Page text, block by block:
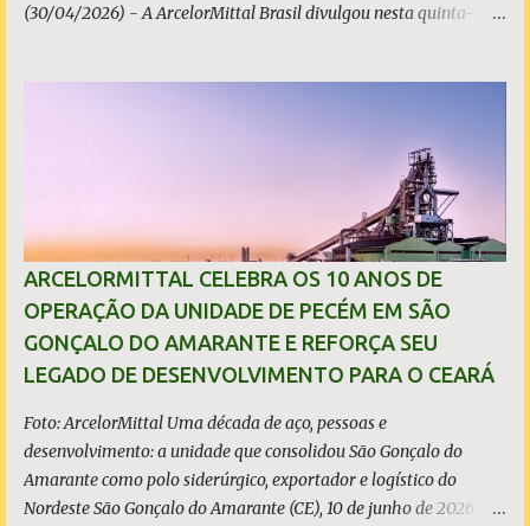
(30/04/2026) - A ArcelorMittal Brasil divulgou nesta quinta-
e operacionais da organização e de todo o setor do aço brasileiro.
Ainda assim, a empresa manteve-se como líder no Brasil, com
42% da produção nacional de aço bruto, os investimentos
programados e permaneceu firme em seus valores de segurança,
sustentabilidade, qualidade e liderança. A produção total de aço
somou 15,14 milhões de toneladas – um recuo de 1,3% em
relação a 2024. A produção de minério de ferro atingiu 2,34
milhões de toneladas, montante 18,3% menor que 2024. Neste
caso, o resultado foi impactado pela trans...
ARCELORMITTAL CELEBRA OS 10 ANOS DE
OPERAÇÃO DA UNIDADE DE PECÉM EM SÃO
GONÇALO DO AMARANTE E REFORÇA SEU
LEGADO DE DESENVOLVIMENTO PARA O CEARÁ
Foto: ArcelorMittal Uma década de aço, pessoas e
desenvolvimento: a unidade que consolidou São Gonçalo do
Amarante como polo siderúrgico, exportador e logístico do
Nordeste São Gonçalo do Amarante (CE), 10 de junho de 2026 - A